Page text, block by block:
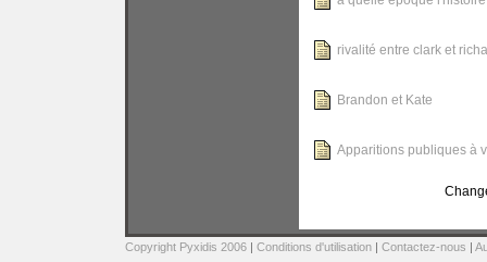
rivalité entre clark et
Brandon et Kate
Apparitions publiques à
Copyright Pyxidis 2006 | Conditions d'utilisation | Contactez-nous |